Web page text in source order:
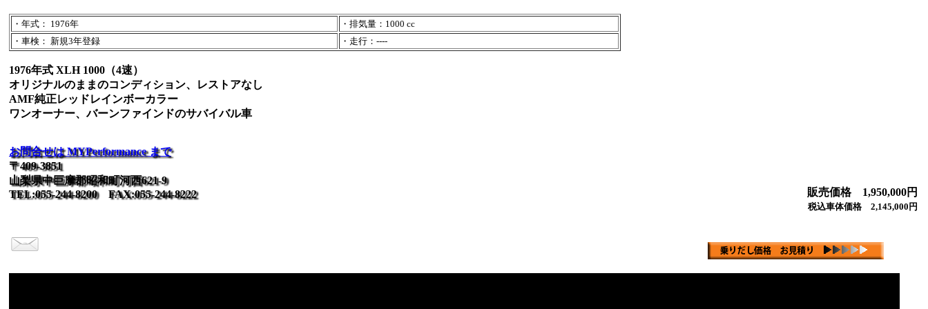
・年式： 1976年
・排気量：1000 cc
・車検： 新規3年登録
・走行：----
1976年式 XLH 1000（4速）
オリジナルのままのコンディション、レストアなし
AMF純正レッドレインボーカラー
ワンオーナー、バーンファインドのサバイバル車
お問合せは MYPerformance まで
〒409-3851
山梨県中巨摩郡昭和町河西621-9
TEL:055-244-8200 FAX:055-244-8222
販売価格 1,950,000円
税込車体価格 2,145,000円